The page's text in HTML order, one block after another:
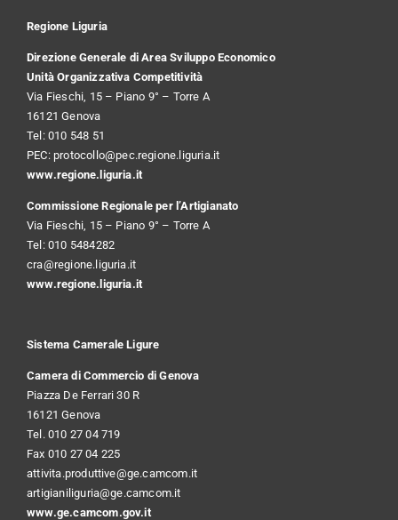
Regione Liguria
Direzione Generale di Area Sviluppo Economico
Unità Organizzativa Competitività
Via Fieschi, 15 – Piano 9° – Torre A
16121 Genova
Tel: 010 548 51
PEC: protocollo@pec.regione.liguria.it
www.regione.liguria.it
Commissione Regionale per l’Artigianato
Via Fieschi, 15 – Piano 9° – Torre A
Tel: 010 5484282
cra@regione.liguria.it
www.regione.liguria.it
Sistema Camerale Ligure
Camera di Commercio di Genova
Piazza De Ferrari 30 R
16121 Genova
Tel. 010 27 04 719
Fax 010 27 04 225
attivita.produttive@ge.camcom.it
artigianiliguria@ge.camcom.it
www.ge.camcom.gov.it